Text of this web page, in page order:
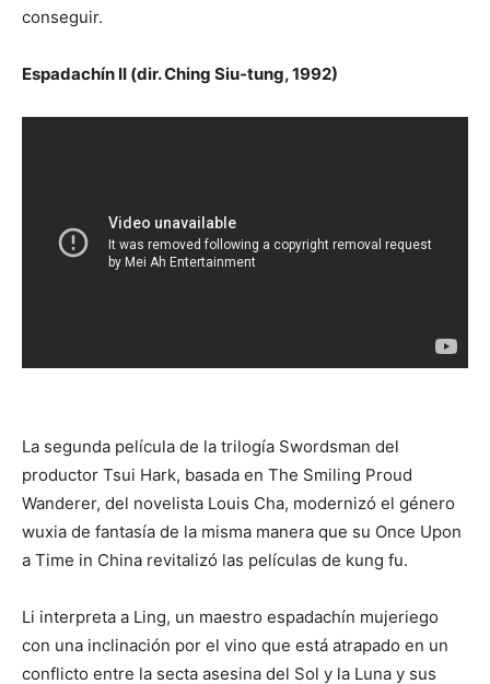
conseguir.
Espadachín II (dir. Ching Siu-tung, 1992)
La segunda película de la trilogía Swordsman del
productor Tsui Hark, basada en The Smiling Proud
Wanderer, del novelista Louis Cha, modernizó el género
wuxia de fantasía de la misma manera que su Once Upon
a Time in China revitalizó las películas de kung fu.
Li interpreta a Ling, un maestro espadachín mujeriego
con una inclinación por el vino que está atrapado en un
conflicto entre la secta asesina del Sol y la Luna y sus